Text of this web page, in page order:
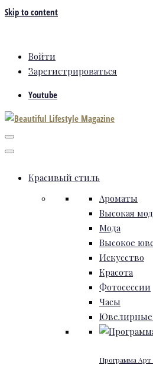
Skip to content
Войти
Зарегистрироваться
Youtube
Красивый стиль
Ароматы
Высокая
Мода
Высокое
Искусство
Красота
Фотосессии
Часы
Ювелирные
Программа Арт